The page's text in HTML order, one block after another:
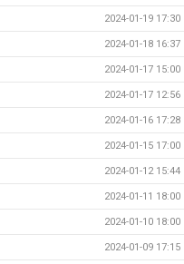
2024-01-19 17:30
2024-01-18 16:37
2024-01-17 15:00
2024-01-17 12:56
2024-01-16 17:28
2024-01-15 17:00
2024-01-12 15:44
2024-01-11 18:00
2024-01-10 18:00
2024-01-09 17:15